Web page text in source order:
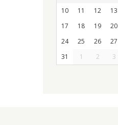
10
11 12 13
17
18 19 20
24
25 26 27
31
1 2 3